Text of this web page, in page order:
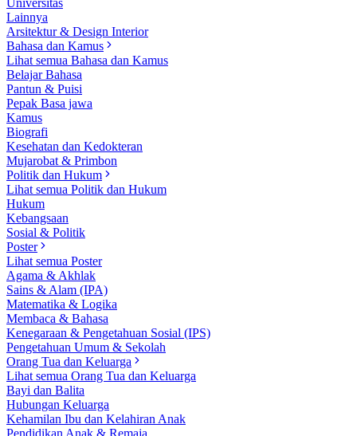
Universitas
Lainnya
Arsitektur & Design Interior
Bahasa dan Kamus
Lihat semua Bahasa dan Kamus
Belajar Bahasa
Pantun & Puisi
Pepak Basa jawa
Kamus
Biografi
Kesehatan dan Kedokteran
Mujarobat & Primbon
Politik dan Hukum
Lihat semua Politik dan Hukum
Hukum
Kebangsaan
Sosial & Politik
Poster
Lihat semua Poster
Agama & Akhlak
Sains & Alam (IPA)
Matematika & Logika
Membaca & Bahasa
Kenegaraan & Pengetahuan Sosial (IPS)
Pengetahuan Umum & Sekolah
Orang Tua dan Keluarga
Lihat semua Orang Tua dan Keluarga
Bayi dan Balita
Hubungan Keluarga
Kehamilan Ibu dan Kelahiran Anak
Pendidikan Anak & Remaja